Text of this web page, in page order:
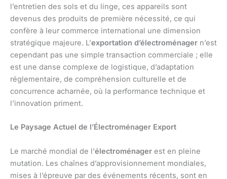
l’entretien des sols et du linge, ces appareils sont
devenus des produits de première nécessité, ce qui
confère à leur commerce international une dimension
stratégique majeure. L’exportation d’électroménager n’est
cependant pas une simple transaction commerciale ; elle
est une danse complexe de logistique, d’adaptation
réglementaire, de compréhension culturelle et de
concurrence acharnée, où la performance technique et
l’innovation priment.
Le Paysage Actuel de l’Électroménager Export
Le marché mondial de l’électroménager est en pleine
mutation. Les chaînes d’approvisionnement mondiales,
mises à l’épreuve par des événements récents, sont en